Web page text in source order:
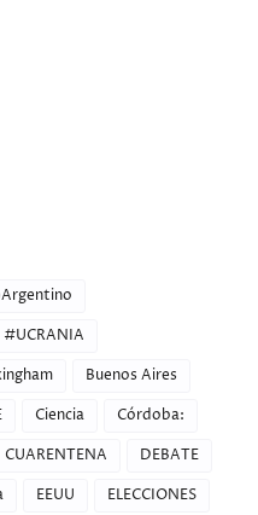
#UCRANIA
Buenos Aires
Ciencia
Córdoba:
CUARENTENA
DEBATE
EEUU
ELECCIONES